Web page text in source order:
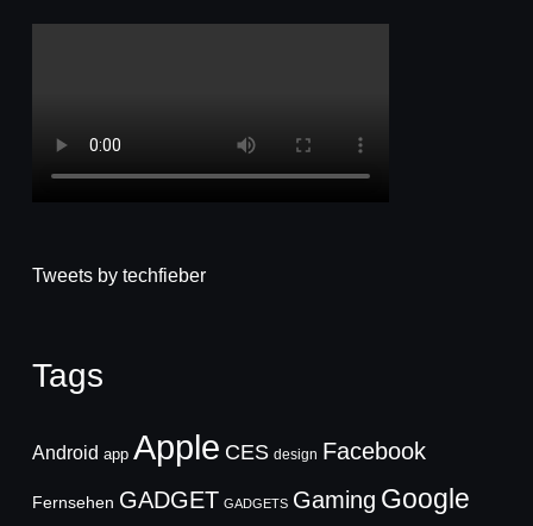
Tweets by techfieber
Tags
Android app Apple CES design Facebook
Fernsehen GADGET GADGETS Gaming Google